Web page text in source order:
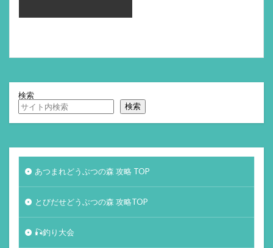
検索
検索
あつまれどうぶつの森 攻略 TOP
とびだせどうぶつの森 攻略TOP
🎣釣り大会